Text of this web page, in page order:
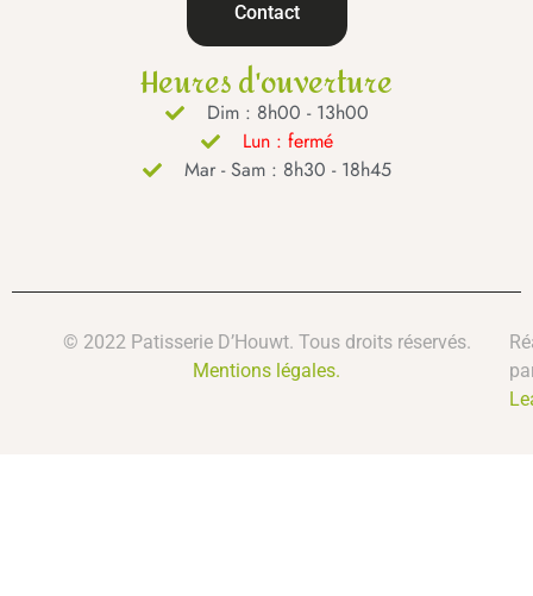
Contact
Heures d'ouverture
Dim : 8h00 - 13h00
Lun : fermé
Mar - Sam : 8h30 - 18h45
© 2022 Patisserie D’Houwt. Tous droits réservés.
Mentions légales.